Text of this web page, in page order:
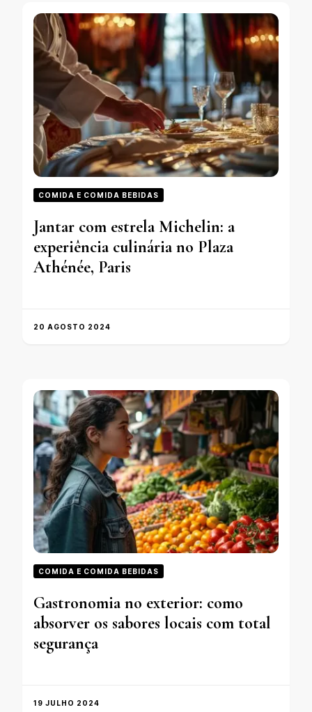
COMIDA E COMIDA BEBIDAS
Jantar com estrela Michelin: a
experiência culinária no Plaza
Athénée, Paris
20 AGOSTO 2024
COMIDA E COMIDA BEBIDAS
Gastronomia no exterior: como
absorver os sabores locais com total
segurança
19 JULHO 2024